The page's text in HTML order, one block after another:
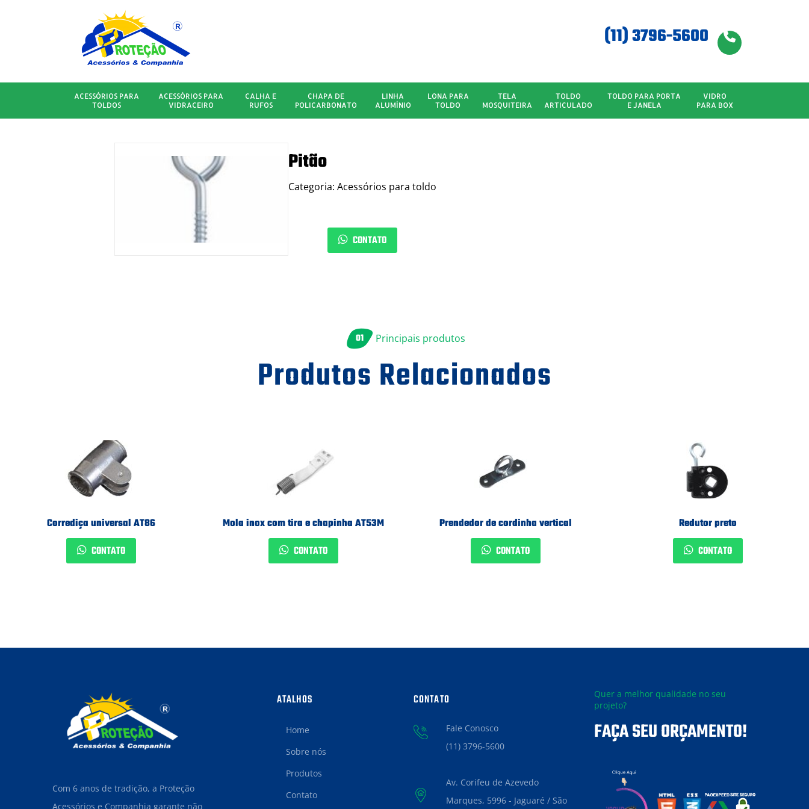
(11) 3796-5600
ACESSÓRIOS PARA
TOLDOS
ACESSÓRIOS PARA
VIDRACEIRO
CALHA E
RUFOS
CHAPA DE
POLICARBONATO
LINHA
ALUMÍNIO
LONA PARA
TOLDO
TELA
MOSQUITEIRA
TOLDO
ARTICULADO
TOLDO PARA PORTA
E JANELA
VIDRO
PARA BOX
Pitão
Categoria: Acessórios para toldo
CONTATO
01 Principais produtos
Produtos Relacionados
Corrediça universal AT86
CONTATO
Mola inox com tira e chapinha AT53M
CONTATO
Prendedor de cordinha vertical
CONTATO
Redutor preto
CONTATO
Com 6 anos de tradição, a Proteção
Acessórios e Companhia garante não
ATALHOS
Home
Sobre nós
Produtos
Contato
CONTATO
Fale Conosco
(11) 3796-5600
Av. Corifeu de Azevedo
Marques, 5996 - Jaguaré / São
Quer a melhor qualidade no seu
projeto?
FAÇA SEU ORÇAMENTO!